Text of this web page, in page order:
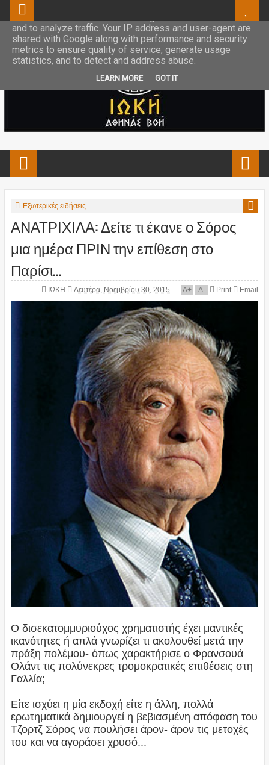
Εξωτερικές ειδήσεις
ΑΝΑΤΡΙΧΙΛΑ: Δείτε τι έκανε ο Σόρος
μια ημέρα ΠΡΙΝ την επίθεση στο
Παρίσι...
ΙΩΚΗ Δευτέρα, Νοεμβρίου 30, 2015 A+ A- Print Email
Ο δισεκατομμυριούχος χρηματιστής έχει μαντικές
ικανότητες ή απλά γνωρίζει τι ακολουθεί μετά την
πράξη πολέμου- όπως χαρακτήρισε ο Φρανσουά
Ολάντ τις πολύνεκρες τρομοκρατικές επιθέσεις στη
Γαλλία;
Είτε ισχύει η μία εκδοχή είτε η άλλη, πολλά
ερωτηματικά δημιουργεί η βεβιασμένη απόφαση του
Τζορτζ Σόρος να πουλήσει άρον- άρον τις μετοχές
του και να αγοράσει χρυσό...
This site uses cookies from Google to deliver its services
and to analyze traffic. Your IP address and user-agent are
shared with Google along with performance and security
metrics to ensure quality of service, generate usage
statistics, and to detect and address abuse.
LEARN MORE GOT IT